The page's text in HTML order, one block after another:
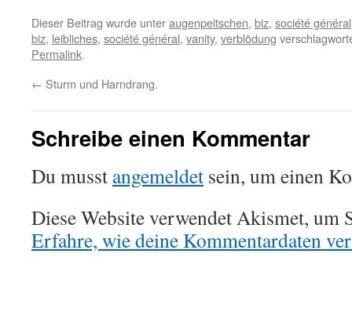
Dieser Beitrag wurde unteraugenpeitschen, biz, société général
biz, leibliches, société général, vanity, verblödung
Permalink.
← Sturm und Harndrang.
Schreibe einen Kommentar
Du musst angemeldet sein, um einen
Diese Website verwendet Akismet, um
Erfahre, wie deine Kommentardaten